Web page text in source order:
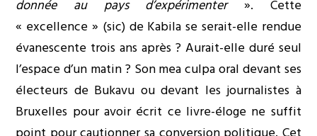
donnée au pays d’expérimenter». Cette
« excellence » (sic) de Kabila se serait-elle rendue
évanescente trois ans après ? Aurait-elle duré seul
l’espace d’un matin ? Son mea culpa oral devant ses
électeurs de Bukavu ou devant les journalistes à
Bruxelles pour avoir écrit ce livre-éloge ne suffit